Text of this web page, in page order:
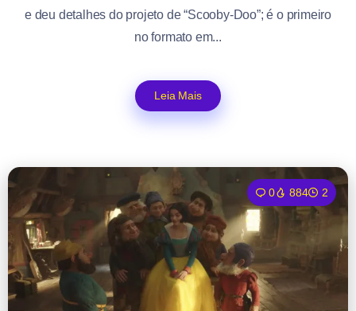
e deu detalhes do projeto de “Scooby-Doo”; é o primeiro
no formato em...
Leia Mais
0 884 2